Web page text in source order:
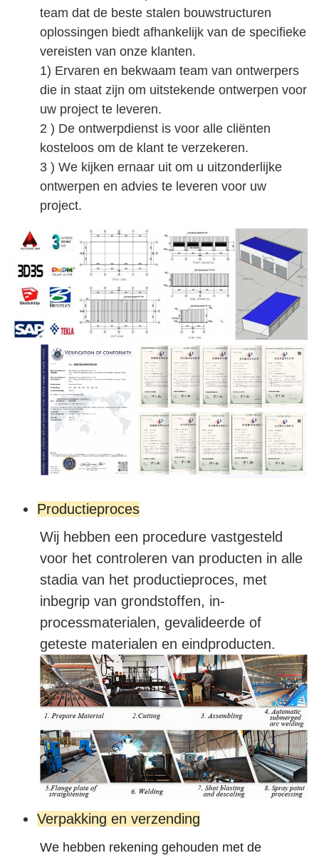
team dat de beste stalen bouwstructuren
oplossingen biedt afhankelijk van de specifieke
vereisten van onze klanten.
1) Ervaren en bekwaam team van ontwerpers
die in staat zijn om uitstekende ontwerpen voor
uw project te leveren.
2 ) De ontwerpdienst is voor alle cliënten
kosteloos om de klant te verzekeren.
3 ) We kijken ernaar uit om u uitzonderlijke
ontwerpen en advies te leveren voor uw
project.
Productieproces
Wij hebben een procedure vastgesteld
voor het controleren van producten in alle
stadia van het productieproces, met
inbegrip van grondstoffen, in-
processmaterialen, gevalideerde of
geteste materialen en eindproducten.
Verpakking en verzending
We hebben rekening gehouden met de